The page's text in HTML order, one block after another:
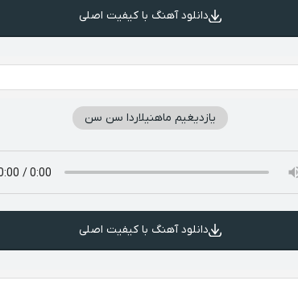
دانلود آهنگ با کیفیت اصلی
یازدیغیم ماهنیلاردا سن سن
دانلود آهنگ با کیفیت اصلی